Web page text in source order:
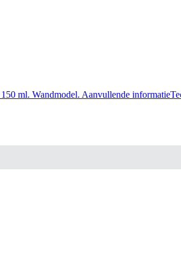
ml. Wandmodel. Aanvullende